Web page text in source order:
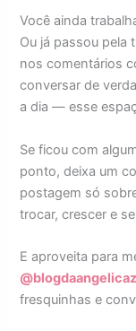
Você ainda
Ou já passou pela
nos comentários
conversar de
a dia — esse
Se ficou com
ponto, deixa um
postagem só
trocar, crescer e
E aproveita para
fresquinhas e